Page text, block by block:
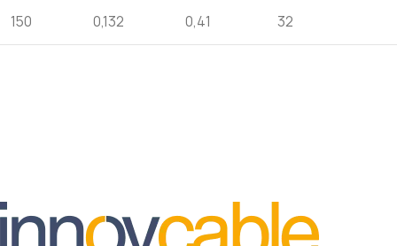
150 0,132 0,41 32